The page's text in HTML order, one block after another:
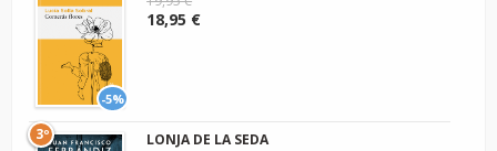
-5%
18,95 €
3º
LONJA DE LA SEDA